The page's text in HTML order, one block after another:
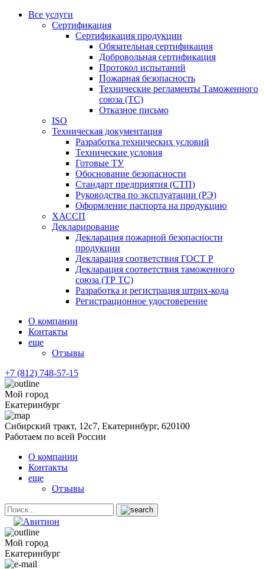
Все услуги
Сертификация
Сертификация продукции
Обязательная сертификация
Добровольная сертификация
Протокол испытаний
Пожарная безопасность
Технические регламенты Таможенного
союза (ТС)
Отказное письмо
ISO
Техническая документация
Разработка технических условий
Технические условия
Готовые ТУ
Обоснование безопасности
Стандарт предприятия (СТП)
Руководства по эксплуатации (РЭ)
Оформление паспорта на продукцию
ХАССП
Декларирование
Декларация пожарной безопасности
продукции
Декларация соответствия ГОСТ Р
Декларация соответствия таможенного
союза (ТР ТС)
Разработка и регистрация штрих-кода
Регистрационное удостоверение
О компании
Контакты
еще
Отзывы
+7 (812) 748-57-15
Мой город
Екатеринбург
Сибирский тракт, 12с7, Екатеринбург, 620100
Работаем по всей России
О компании
Контакты
еще
Отзывы
Мой город
Екатеринбург